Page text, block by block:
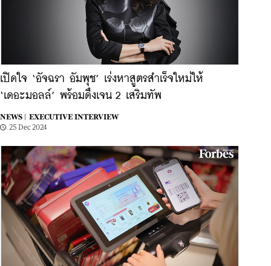
เปิดใจ ‘อัจฉรา อัมพุช’ เร่งหาสูตรสำเร็จใหม่ให้
‘เดอะมอลล์’ พร้อมดึงเจน 2 เสริมทัพ
NEWS |
EXECUTIVE INTERVIEW
25 Dec 2024